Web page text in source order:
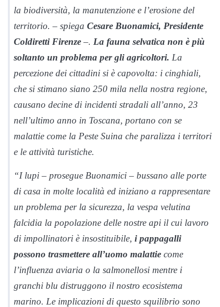
la biodiversità, la manutenzione e l’erosione del
territorio. – spiega Cesare Buonamici, Presidente
Coldiretti Firenze–. La fauna selvatica non è più
soltanto un problema per gli agricoltori. La
percezione dei cittadini si è capovolta: i cinghiali,
che si stimano siano 250 mila nella nostra regione,
causano decine di incidenti stradali all’anno, 23
nell’ultimo anno in Toscana, portano con se
malattie come la Peste Suina che paralizza i territori
e le attività turistiche.
“I lupi – prosegue Buonamici – bussano alle porte
di casa in molte località ed iniziano a rappresentare
un problema per la sicurezza, la vespa velutina
falcidia la popolazione delle nostre api il cui lavoro
di impollinatori è insostituibile, i pappagalli
possono trasmettere all’uomo malattie come
l’influenza aviaria o la salmonellosi mentre i
granchi blu distruggono il nostro ecosistema
marino. Le implicazioni di questo squilibrio sono